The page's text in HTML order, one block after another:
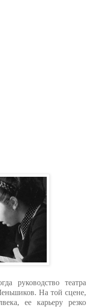
руководство театра
На той сцене,
ее карьеру резко